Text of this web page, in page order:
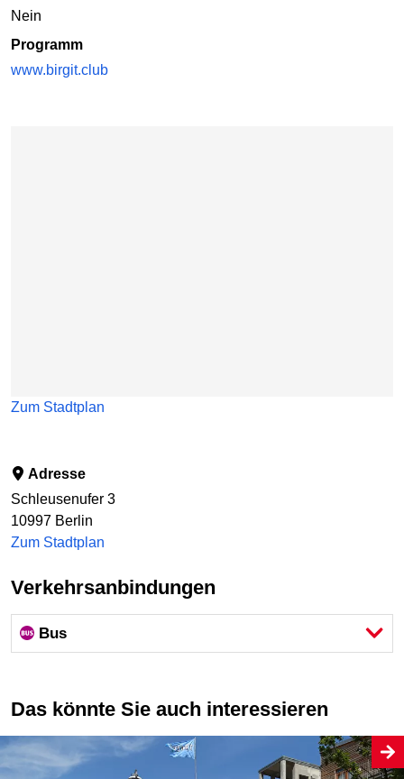
Nein
Programm
www.birgit.club
Zum Stadtplan
Adresse
Schleusenufer 3
10997 Berlin
Zum Stadtplan
Verkehrsanbindungen
Bus
Das könnte Sie auch interessieren